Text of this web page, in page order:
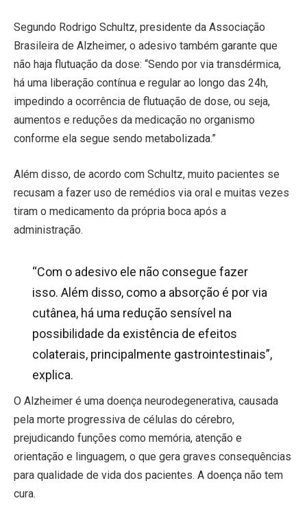
Segundo Rodrigo Schultz, presidente da Associação
Brasileira de Alzheimer, o adesivo também garante que
não haja flutuação da dose: “Sendo por via transdérmica,
há uma liberação contínua e regular ao longo das 24h,
impedindo a ocorrência de flutuação de dose, ou seja,
aumentos e reduções da medicação no organismo
conforme ela segue sendo metabolizada.”
Além disso, de acordo com Schultz, muito pacientes se
recusam a fazer uso de remédios via oral e muitas vezes
tiram o medicamento da própria boca após a
administração.
“Com o adesivo ele não consegue fazer
isso. Além disso, como a absorção é por via
cutânea, há uma redução sensível na
possibilidade da existência de efeitos
colaterais, principalmente gastrointestinais”,
explica.
O Alzheimer é uma doença neurodegenerativa, causada
pela morte progressiva de células do cérebro,
prejudicando funções como memória, atenção e
orientação e linguagem, o que gera graves consequências
para qualidade de vida dos pacientes. A doença não tem
cura.